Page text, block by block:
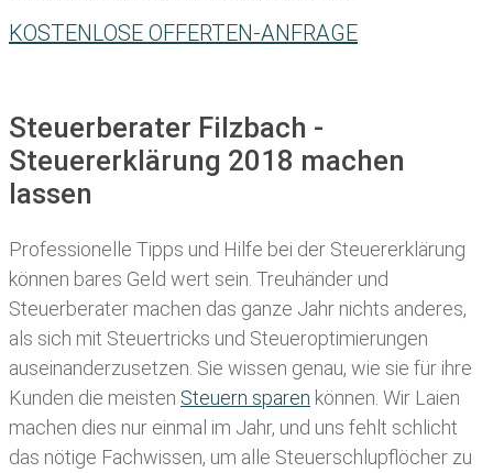
KOSTENLOSE OFFERTEN-ANFRAGE
Steuerberater Filzbach -
Steuererklärung 2018 machen
lassen
Professionelle Tipps und Hilfe bei der Steuererklärung
können bares Geld wert sein. Treuhänder und
Steuerberater machen das ganze Jahr nichts anderes,
als sich mit Steuertricks und Steueroptimierungen
auseinanderzusetzen. Sie wissen genau, wie sie für ihre
Kunden die meisten Steuern sparen können. Wir Laien
machen dies nur einmal im Jahr, und uns fehlt schlicht
das nötige Fachwissen, um alle Steuerschlupflöcher zu